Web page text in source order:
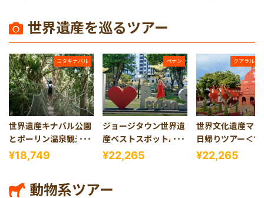
っくり朝出発／1
世界遺産を巡るツアー
コタキナバル
世界遺産キナバル公園
とポーリン温泉観光ツ
アー（コタキナバル
¥18,749
ペナン
ジョージタウン世界遺
産ベストスポットAll
in One＜午前発半日観
¥22,265
クアラルン
世界文化遺産マ
日帰りツアー＜1
光＞（クアラル
ル発）
¥22,265
動物系ツアー